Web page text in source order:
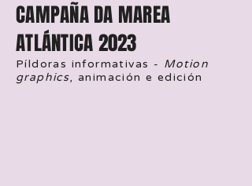
CAMPAÑA DA MAREA
ATLÁNTICA 2023
Píldoras informativas - Motion
graphics, animación e edición